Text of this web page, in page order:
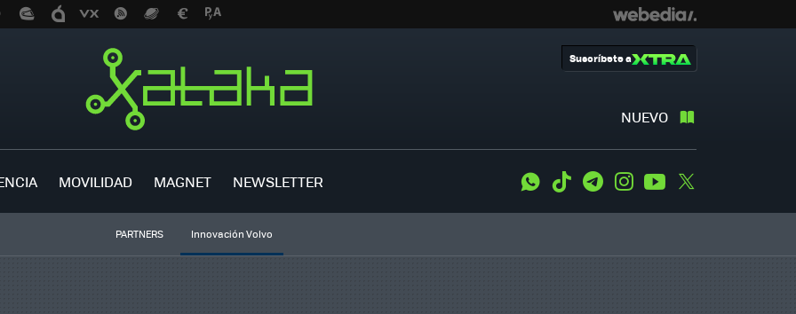
NUEVO
Suscríbete a
MOVILIDAD MAGNET NEWSLETTER WhatsApp
Tiktok TelegramInstagramYoutube
PARTNERS Innovación Volvo